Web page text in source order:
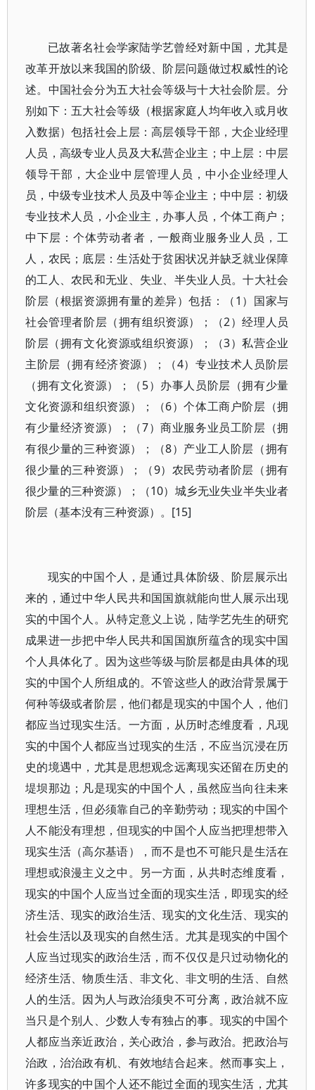
已故著名社会学家陆学艺曾经对新中国，尤其是
改革开放以来我国的阶级、阶层问题做过权威性的论
述。中国社会分为五大社会等级与十大社会阶层。分
别如下：五大社会等级（根据家庭人均年收入或月收
入数据）包括社会上层：高层领导干部，大企业经理
人员，高级专业人员及大私营企业主；中上层：中层
领导干部，大企业中层管理人员，中小企业经理人
员，中级专业技术人员及中等企业主；中中层：初级
专业技术人员，小企业主，办事人员，个体工商户；
中下层：个体劳动者者，一般商业服务业人员，工
人，农民；底层：生活处于贫困状况并缺乏就业保障
的工人、农民和无业、失业、半失业人员。十大社会
阶层（根据资源拥有量的差异）包括：（1）国家与
社会管理者阶层（拥有组织资源）；（2）经理人员
阶层（拥有文化资源或组织资源）；（3）私营企业
主阶层（拥有经济资源）；（4）专业技术人员阶层
（拥有文化资源）；（5）办事人员阶层（拥有少量
文化资源和组织资源）；（6）个体工商户阶层（拥
有少量经济资源）；（7）商业服务业员工阶层（拥
有很少量的三种资源）；（8）产业工人阶层（拥有
很少量的三种资源）；（9）农民劳动者阶层（拥有
很少量的三种资源）；（10）城乡无业失业半失业者
阶层（基本没有三种资源）。[15]
现实的中国个人，是通过具体阶级、阶层展示出
来的，通过中华人民共和国国旗就能向世人展示出现
实的中国个人。从特定意义上说，陆学艺先生的研究
成果进一步把中华人民共和国国旗所蕴含的现实中国
个人具体化了。因为这些等级与阶层都是由具体的现
实的中国个人所组成的。不管这些人的政治背景属于
何种等级或者阶层，他们都是现实的中国个人，他们
都应当过现实生活。一方面，从历时态维度看，凡现
实的中国个人都应当过现实的生活，不应当沉浸在历
史的境遇中，尤其是思想观念远离现实还留在历史的
堤坝那边；凡是现实的中国个人，虽然应当向往未来
理想生活，但必须靠自己的辛勤劳动；现实的中国个
人不能没有理想，但现实的中国个人应当把理想带入
现实生活（高尔基语），而不是也不可能只是生活在
理想或浪漫主义之中。另一方面，从共时态维度看，
现实的中国个人应当过全面的现实生活，即现实的经
济生活、现实的政治生活、现实的文化生活、现实的
社会生活以及现实的自然生活。尤其是现实的中国个
人应当过现实的政治生活，而不仅仅是只过动物化的
经济生活、物质生活、非文化、非文明的生活、自然
人的生活。因为人与政治须臾不可分离，政治就不应
当只是个别人、少数人专有独占的事。现实的中国个
人都应当亲近政治，关心政治，参与政治。把政治与
治政，治治政有机、有效地结合起来。然而事实上，
许多现实的中国个人还不能过全面的现实生活，尤其